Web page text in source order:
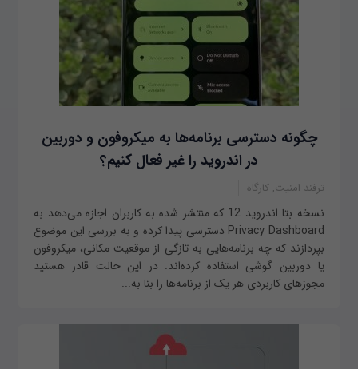
چگونه دسترسی برنامه‌ها به میکروفون و دوربین
در اندروید را غیر فعال کنیم؟
ترفند امنیت, کارگاه
نسخه بتا اندروید 12 که منتشر شده به کاربران اجازه می‌دهد به
Privacy Dashboard دسترسی پیدا کرده و به بررسی این موضوع
بپردازند که چه برنامه‌هایی به تازگی از موقعیت مکانی، میکروفون
یا دوربین گوشی استفاده کرده‌اند. در این حالت قادر هستید
مجوزهای کاربردی هر یک از برنامه‌ها را بنا به...